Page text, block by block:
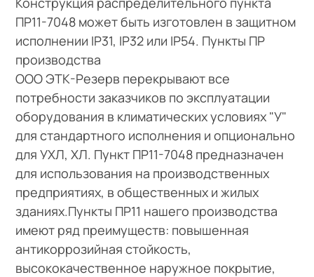
ПР11-7048 может быть изготовлен в защитном
исполнении IP31, IP32 или IP54. Пункты ПР
производства
ООО ЭТК-Резерв перекрывают все
потребности заказчиков по эксплуатации
оборудования в климатических условиях "У"
для стандартного исполнения и опционально
для УХЛ, ХЛ. Пункт ПР11-7048 предназначен
для использования на производственных
предприятиях, в общественных и жилых
зданиях.Пункты ПР11 нашего производства
имеют ряд преимуществ: повышенная
антикоррозийная стойкость,
высококачественное наружное покрытие,